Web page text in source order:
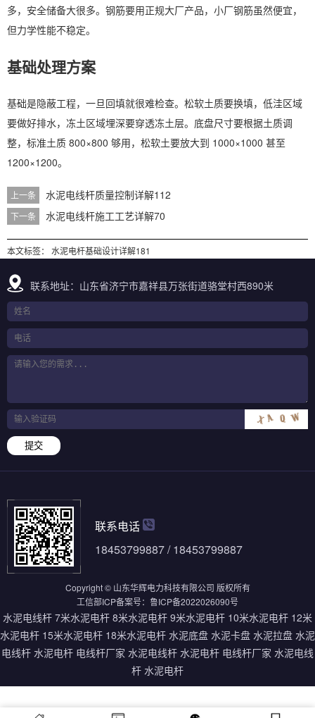
多，安全储备大很多。钢筋要用正规大厂产品，小厂钢筋虽然便宜，
但力学性能不稳定。
基础处理方案
基础是隐蔽工程，一旦回填就很难检查。松软土质要换填，低洼区域
要做好排水，冻土区域埋深要穿透冻土层。底盘尺寸要根据土质调
整，标准土质 800×800 够用，松软土要放大到 1000×1000 甚至
1200×1200。
上一条 水泥电线杆质量控制详解112
下一条 水泥电线杆施工工艺详解70
本文标签： 水泥电杆基础设计详解181
联系地址：山东省济宁市嘉祥县万张街道骆堂村西890米
提交
联系电话
18453799887 / 18453799887
Copyright © 山东华辉电力科技有限公司 版权所有
工信部ICP备案号： 鲁ICP备2022026090号
水泥电线杆 7米水泥电杆 8米水泥电杆 9米水泥电杆 10米水泥电杆 12米
水泥电杆 15米水泥电杆 18米水泥电杆 水泥底盘 水泥卡盘 水泥拉盘 水泥
电线杆 水泥电杆 电线杆厂家 水泥电线杆 水泥电杆 电线杆厂家 水泥电线
杆 水泥电杆